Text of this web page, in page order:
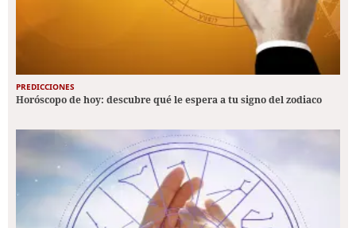
PREDICCIONES
Horóscopo de hoy: descubre qué le espera a tu signo del zodiaco